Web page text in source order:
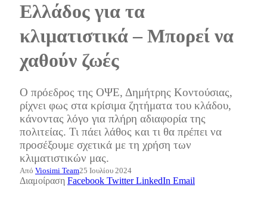
Ελλάδος για τα
κλιματιστικά – Μπορεί να
χαθούν ζωές
Ο πρόεδρος της ΟΨΕ, Δημήτρης Κοντούσιας,
ρίχνει φως στα κρίσιμα ζητήματα του κλάδου,
κάνοντας λόγο για πλήρη αδιαφορία της
πολιτείας. Τι πάει λάθος και τι θα πρέπει να
προσέξουμε σχετικά με τη χρήση των
κλιματιστικών μας.
Από Viosimi Team25 Ιουλίου 2024
Διαμοίραση Facebook Twitter LinkedIn Email